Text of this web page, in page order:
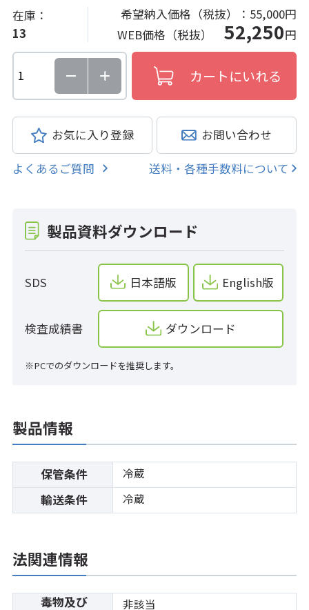
在庫：
13
希望納入価格（税抜）： 55,000円
WEB価格（税抜）52,250円
お気に入り登録 お問い合わせ
よくあるご質問 送料・各種手数料について
製品資料ダウンロード
SDS 日本語版 English版
検査成績書 ダウンロード
※PCでのダウンロードを推奨します。
製品情報
保管条件 冷蔵
輸送条件 冷蔵
法関連情報
毒物及び 非該当